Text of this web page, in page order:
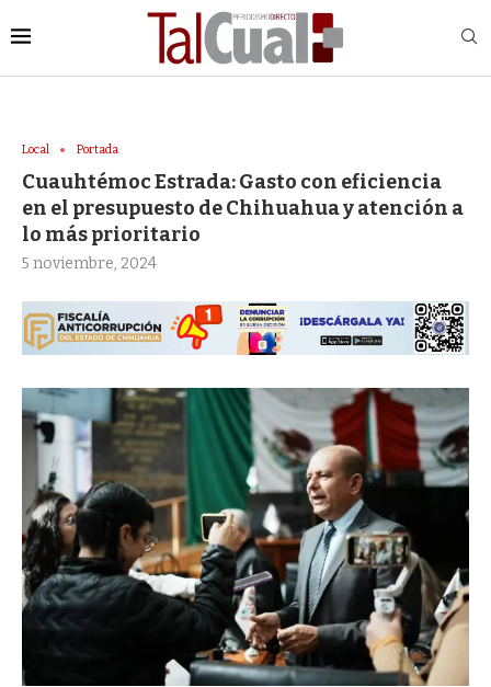
Local Portada
Cuauhtémoc Estrada: Gasto con eficiencia
en el presupuesto de Chihuahua y atención a
lo más prioritario
5 noviembre, 2024